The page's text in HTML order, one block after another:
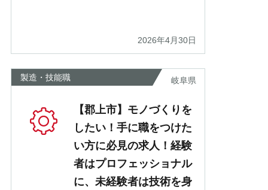
2026年4月30日
製造・技能職 岐阜県
【郡上市】モノづくりを
したい！手に職をつけた
い方に必見の求人！経験
者はプロフェッショナル
に、未経験者は技術を身